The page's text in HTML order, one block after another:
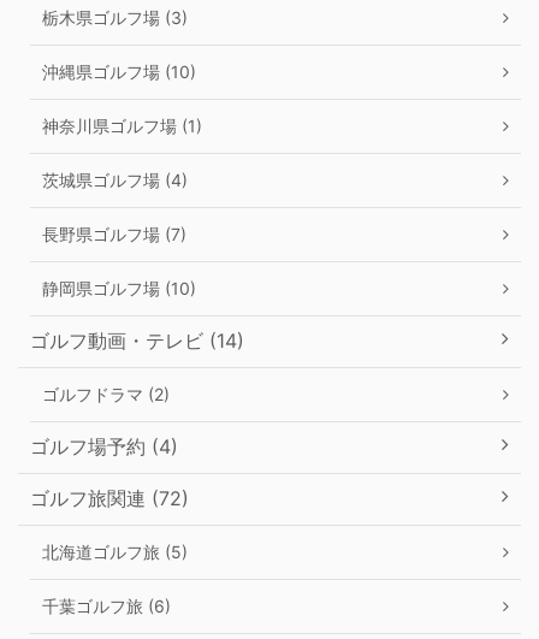
栃木県ゴルフ場 (3)
沖縄県ゴルフ場 (10)
神奈川県ゴルフ場 (1)
茨城県ゴルフ場 (4)
長野県ゴルフ場 (7)
静岡県ゴルフ場 (10)
ゴルフ動画・テレビ (14)
ゴルフドラマ (2)
ゴルフ場予約 (4)
ゴルフ旅関連 (72)
北海道ゴルフ旅 (5)
千葉ゴルフ旅 (6)